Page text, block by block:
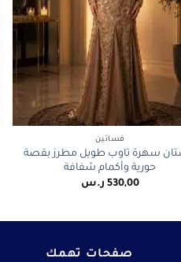
+
فساتين
سهرة تاوب طويل مطرز بقصة
حورية وأكمام شفافة
530,00 ر.س
صفحات تهمك